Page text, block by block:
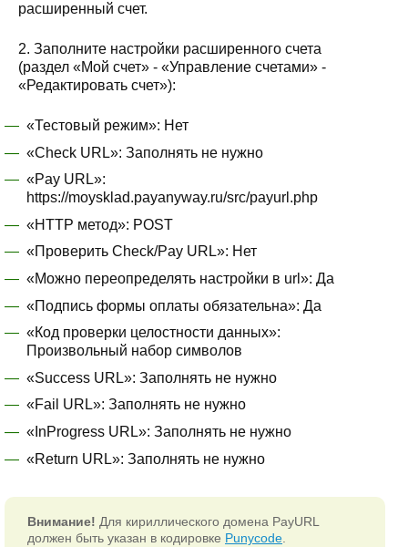
расширенный счет.
2. Заполните настройки расширенного счета
(раздел «Мой счет» - «Управление счетами» -
«Редактировать счет»):
«Тестовый режим»: Нет
«Check URL»: Заполнять не нужно
«Pay URL»:
https://moysklad.payanyway.ru/src/payurl.php
«HTTP метод»: POST
«Проверить Check/Pay URL»: Нет
«Можно переопределять настройки в url»: Да
«Подпись формы оплаты обязательна»: Да
«Код проверки целостности данных»:
Произвольный набор символов
«Success URL»: Заполнять не нужно
«Fail URL»: Заполнять не нужно
«InProgress URL»: Заполнять не нужно
«Return URL»: Заполнять не нужно
Внимание! Для кириллического домена PayURL
должен быть указан в кодировке Punycode.